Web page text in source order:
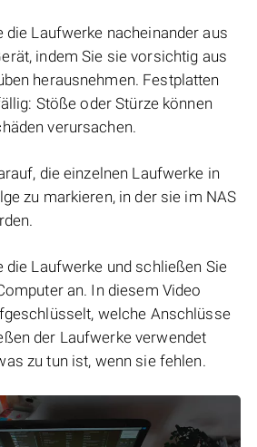
die Laufwerke nacheinander aus
indem Sie sie vorsichtig aus
herausnehmen. Festplatten
Stöße oder Stürze können
verursachen.
die einzelnen Laufwerke in
zu markieren, in der sie im NAS
die Laufwerke und schließen Sie
an. In diesem Video
welche Anschlüsse
der Laufwerke verwendet
zu tun ist, wenn sie fehlen.